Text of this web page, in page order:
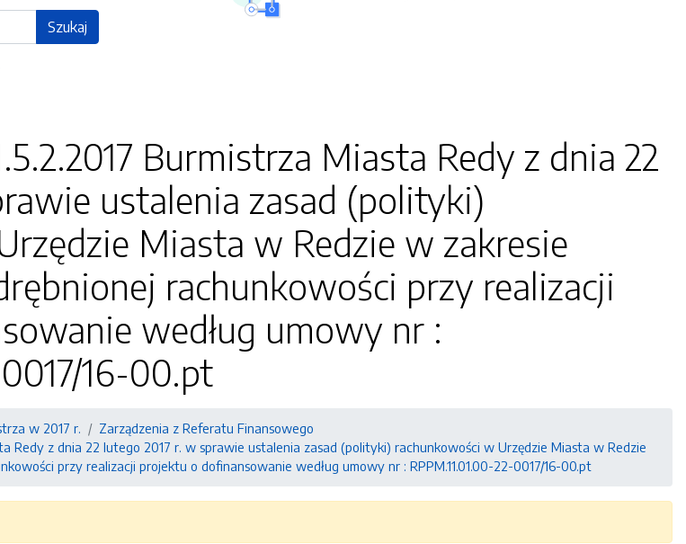
Szukaj
Burmistrza Miasta Redy z dnia 22
ustalenia zasad (polityki)
Miasta w Redzie w zakresie
rachunkowości przy realizacji
według umowy nr :
16-00.pt
w 2017 r.
Zarządzenia z Referatu Finansowego
Redy z dnia 22 lutego 2017 r. w sprawie ustalenia zasad (polityki) rachunkowości w Urzędzie Miasta w Redzie
przy realizacji projektu o dofinansowanie według umowy nr : RPPM.11.01.00-22-0017/16-00.pt